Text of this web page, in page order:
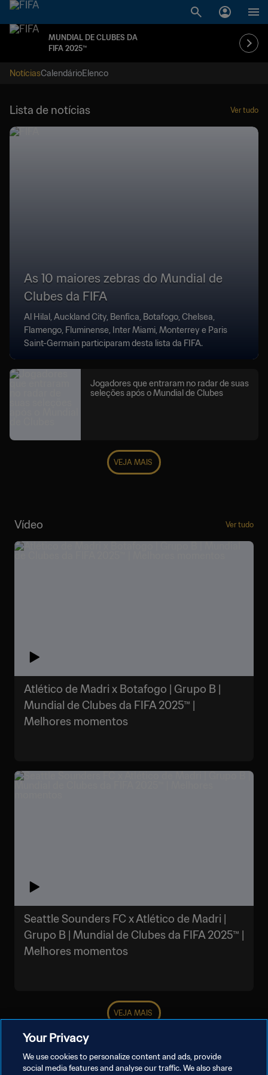
MUNDIAL DE CLUBES DA
FIFA 2025™
NotíciasCalendárioElenco
Lista de notícias Ver tudo
As 10 maiores zebras do Mundial de
Clubes da FIFA
Al Hilal, Auckland City, Benfica, Botafogo, Chelsea,
Flamengo, Fluminense, Inter Miami, Monterrey e Paris
Saint-Germain participaram desta lista da FIFA.
Jogadores que entraram no radar de suas
seleções após o Mundial de Clubes
VEJA MAIS
Vídeo Ver tudo
Atlético de Madri x Botafogo | Grupo B |
Mundial de Clubes da FIFA 2025™ |
Melhores momentos
Seattle Sounders FC x Atlético de Madri |
Grupo B | Mundial de Clubes da FIFA 2025™ |
Melhores momentos
VEJA MAIS
Your Privacy
We use cookies to personalize content and ads, provide
social media features and analyse our traffic. We also share